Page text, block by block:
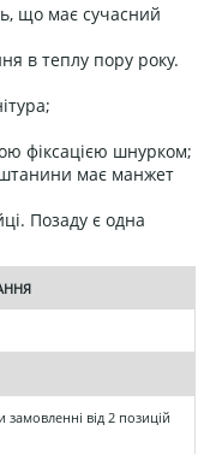
що має сучасний
в теплу пору року.
фіксацією шнурком;
має манжет
Позаду є одна
від 2 позицій